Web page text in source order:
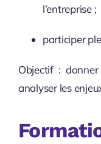
l’entreprise ;
participer
Objectif :
analyser les